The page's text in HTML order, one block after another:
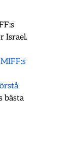
Israel.
bästa